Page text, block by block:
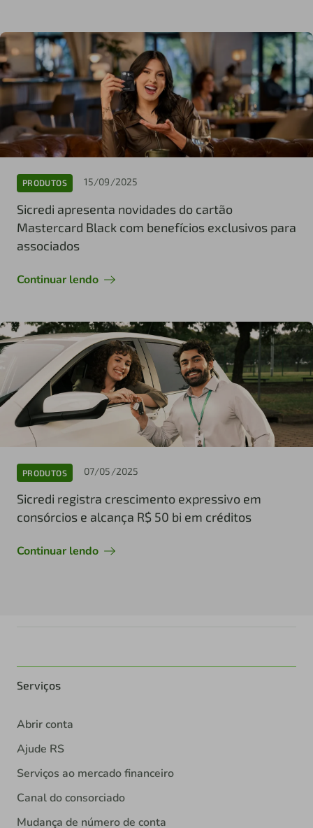
PRODUTOS 15/09/2025
Sicredi apresenta novidades do cartão
Mastercard Black com benefícios exclusivos para
associados
Continuar lendo
PRODUTOS 07/05/2025
Sicredi registra crescimento expressivo em
consórcios e alcança R$ 50 bi em créditos
Continuar lendo
Serviços
Abrir conta
Ajude RS
Serviços ao mercado financeiro
Canal do consorciado
Mudança de número de conta